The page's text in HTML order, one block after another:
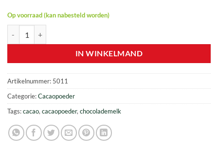
Op voorraad (kan nabesteld worden)
IN WINKELMAND
Artikelnummer: 5011
Categorie:Cacaopoeder
Tags:cacao,cacaopoeder,chocolademelk